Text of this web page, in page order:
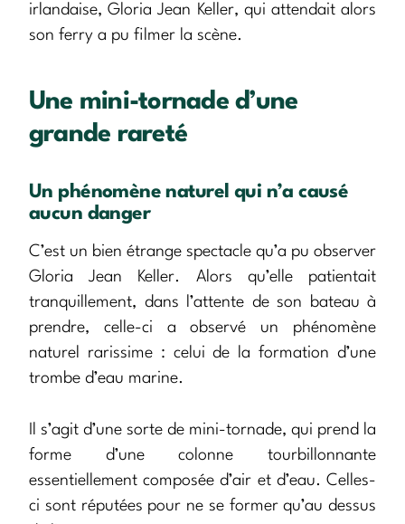
irlandaise, Gloria Jean Keller, qui attendait alors
son ferry a pu filmer la scène.
Une mini-tornade d’une
grande rareté
Un phénomène naturel qui n’a causé
aucun danger
C’est un bien étrange spectacle qu’a pu observer
Gloria Jean Keller. Alors qu’elle patientait
tranquillement, dans l’attente de son bateau à
prendre, celle-ci a observé un phénomène
naturel rarissime : celui de la formation d’une
trombe d’eau marine.
Il s’agit d’une sorte de mini-tornade, qui prend la
forme d’une colonne tourbillonnante
essentiellement composée d’air et d’eau. Celles-
ci sont réputées pour ne se former qu’au dessus